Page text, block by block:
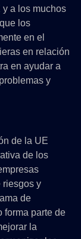
a los muchos
los
en el
en relación
en ayudar a
y
de la UE
de los
riesgos y
de
forma parte de
la